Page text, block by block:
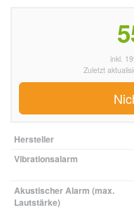
inkl.
Zuletzt
Hersteller
Vibrationsalarm
Akustischer Alarm (max.
Lautstärke)